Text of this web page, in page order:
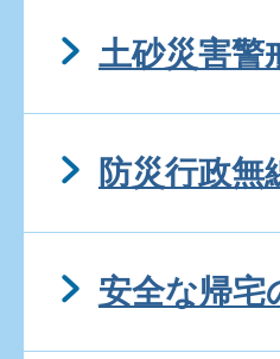
土砂災害警
防災行政無
安全な帰宅